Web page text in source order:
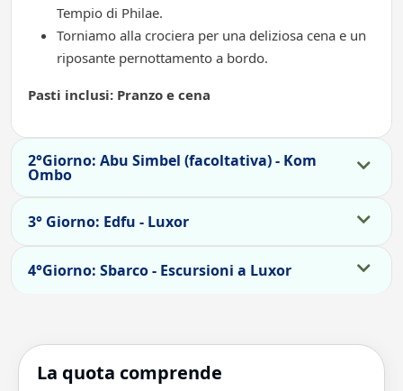
Tempio di Philae.
Torniamo alla crociera per una deliziosa cena e un
riposante pernottamento a bordo.
Pasti inclusi: Pranzo e cena
2°Giorno: Abu Simbel (facoltativa) - Kom
Ombo
3° Giorno: Edfu - Luxor
4°Giorno: Sbarco - Escursioni a Luxor
La quota comprende